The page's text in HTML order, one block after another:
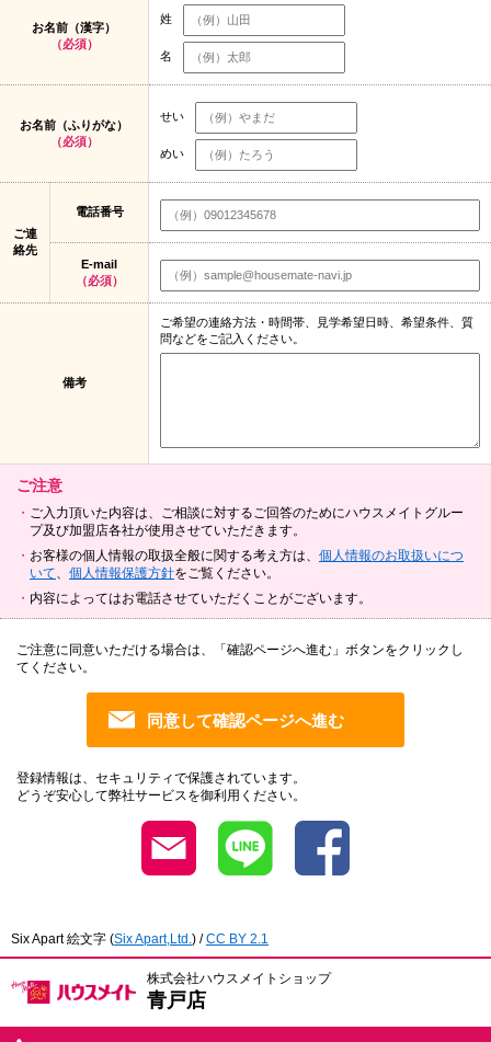
お名前（漢字）
（必須）
姓
名
お名前（ふりがな）
（必須）
せい
めい
ご連
絡先
電話番号
E-mail
（必須）
備考
ご希望の連絡方法・時間帯、見学希望日時、希望条件、質
問などをご記入ください。
ご注意
ご入力頂いた内容は、ご相談に対するご回答のためにハウスメイトグルー
プ及び加盟店各社が使用させていただきます。
お客様の個人情報の取扱全般に関する考え方は、 個人情報のお取扱いにつ
いて、 個人情報保護方針をご覧ください。
内容によってはお電話させていただくことがございます。
ご注意に同意いただける場合は、「確認ページへ進む」ボタンをクリックし
てください。
登録情報は、セキュリティで保護されています。
どうぞ安心して弊社サービスを御利用ください。
Six Apart 絵文字 (Six Apart,Ltd.) /CC BY 2.1
株式会社ハウスメイトショップ
青戸店